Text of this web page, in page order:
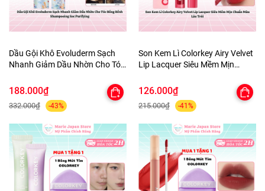
Dầu Gội Khô Evoluderm Sạch
Nhanh Giảm Dầu Nhờn Cho Tóc
Purifying
188.000₫
332.000₫ -43%
Son Kem Lì Colorkey Airy Velvet
Lip Lacquer Siêu Mềm Mịn
126.000₫
215.000₫ -41%